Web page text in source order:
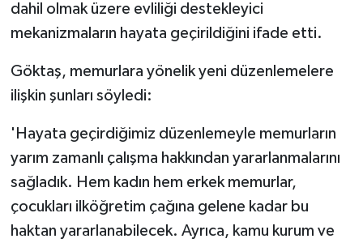
dahil olmak üzere evliliği destekleyici
mekanizmaların hayata geçirildiğini ifade etti.
Göktaş, memurlara yönelik yeni düzenlemelere
ilişkin şunları söyledi:
'Hayata geçirdiğimiz düzenlemeyle memurların
yarım zamanlı çalışma hakkından yararlanmalarını
sağladık. Hem kadın hem erkek memurlar,
çocukları ilköğretim çağına gelene kadar bu
haktan yararlanabilecek. Ayrıca, kamu kurum ve